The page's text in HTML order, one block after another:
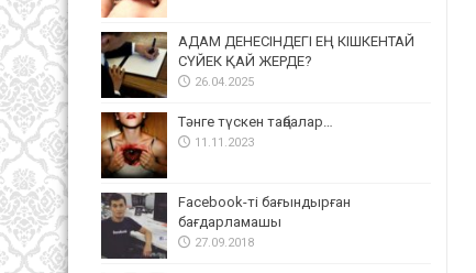
АДАМ ДЕНЕСІНДЕГІ ЕҢ КІШКЕНТАЙ
СҮЙЕК ҚАЙ ЖЕРДЕ?
26.04.2025
Тәнге түскен таңбалар…
11.11.2023
Facebook-ті бағындырған
бағдарламашы
27.09.2018